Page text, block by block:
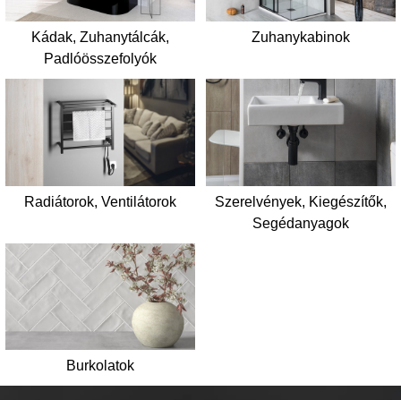
Kádak, Zuhanytálcák,
Padlóösszefolyók
Zuhanykabinok
Radiátorok, Ventilátorok
Szerelvények, Kiegészítők,
Segédanyagok
Burkolatok